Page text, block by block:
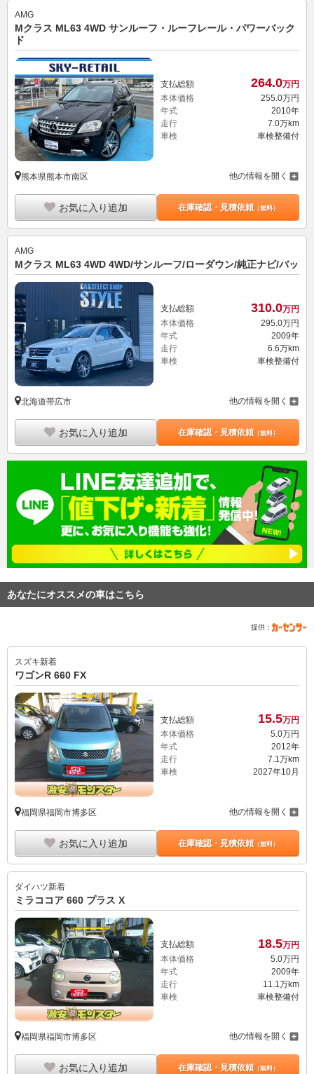
AMG
Mクラス ML63 4WD サンルーフ・ルーフレール・パワーバック
ド
支払総額 264.0万円
本体価格
255.0万円
年式
2010年
走行
7.0万km
車検
車検整備付
熊本県熊本市南区 他の情報を開く
お気に入り追加 在庫確認・見積依頼（無料）
AMG
Mクラス ML63 4WD 4WD/サンルーフ/ローダウン/純正ナビ/バッ
支払総額 310.0万円
本体価格
295. 0万円
年式
2009年
走行
6.6万km
車検
車検整備付
北海道帯広市 他の情報を開く
お気に入り追加 在庫確認・見積依頼（無料）
あなたにオススメの車はこちら
提供：
スズキ新着
ワゴンR 660 FX
支払総額 15.5万円
本体価格
5.0万円
年式
2012年
走行
7.1万km
車検
2027年10月
福岡県福岡市博多区 他の情報を開く
お気に入り追加 在庫確認・見積依頼（無料）
ダイハツ新着
ミラココア 660 プラス X
支払総額 18.5万円
本体価格
5. 0万円
年式
2009年
走行
11.1万km
車検
車検整備付
福岡県福岡市博多区 他の情報を開く
お気に入り追加 在庫確認・見積依頼（無料）